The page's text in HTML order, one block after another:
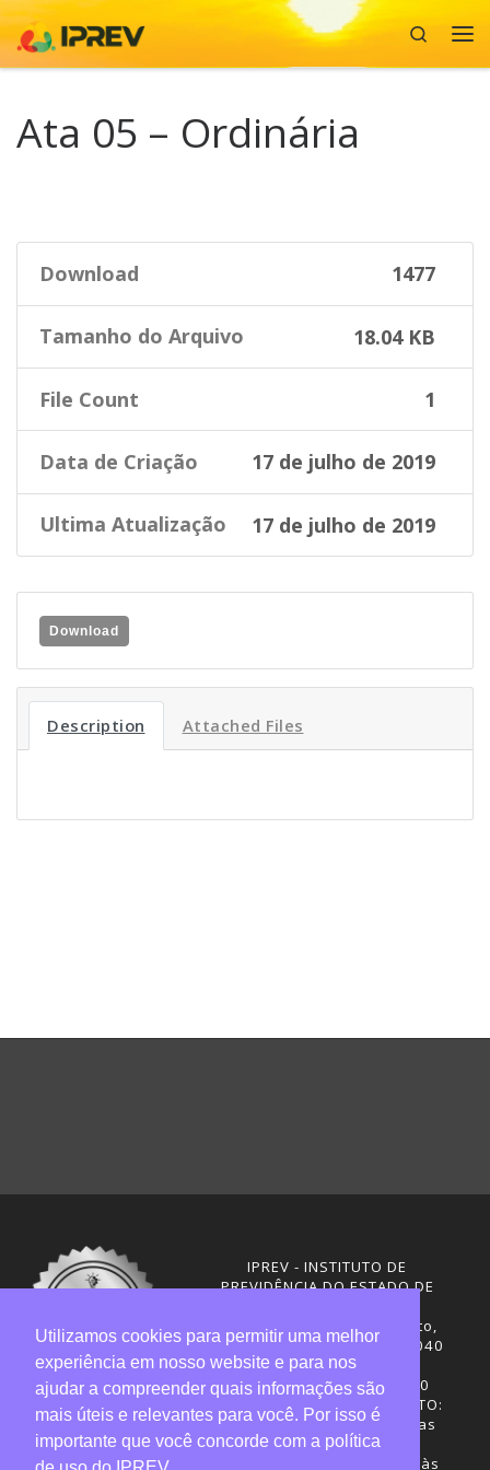
Skip to content
Search
Ata 05 – Ordinária
Download 1477
Tamanho do Arquivo 18.04 KB
File Count 1
Data de Criação 17 de julho de 2019
Ultima Atualização 17 de julho de 2019
Download
Description Attached Files
IPREV - INSTITUTO DE
PREVIDÊNCIA DO ESTADO DE
Rua Visconde de Ouro Preto,
291 – Centro - CEP: 88020-040
Florianópolis - SC
Telefones: (48) 3665-4600
HORÁRIO DE FUNCIONAMENTO:
Central de Atendimento: das
12h30 às 18h
Sede administrativa: 7h30 às
Utilizamos cookies para permitir uma melhor
experiência em nosso website e para nos
ajudar a compreender quais informações são
mais úteis e relevantes para você. Por isso é
importante que você concorde com a política